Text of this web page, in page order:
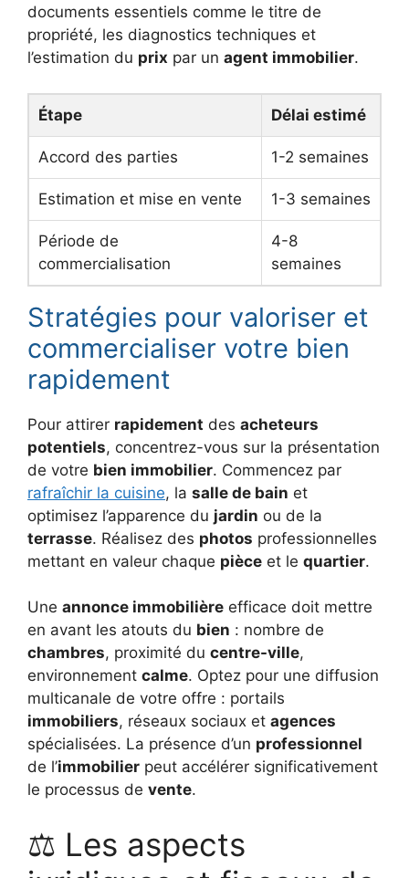
documents essentiels comme le titre de
propriété, les diagnostics techniques et
l’estimation du prix par un agent immobilier.
Étape Délai estimé
Accord des parties 1-2 semaines
Estimation et mise en vente 1-3 semaines
Période de
commercialisation
4-8
semaines
Stratégies pour valoriser et
commercialiser votre bien
rapidement
Pour attirer rapidement des acheteurs
potentiels, concentrez-vous sur la présentation
de votre bien immobilier. Commencez par
rafraîchir la cuisine, la salle de bain et
optimisez l’apparence du jardin ou de la
terrasse. Réalisez des photos professionnelles
mettant en valeur chaque pièce et le quartier.
Une annonce immobilière efficace doit mettre
en avant les atouts du bien : nombre de
chambres, proximité du centre-ville,
environnement calme. Optez pour une diffusion
multicanale de votre offre : portails
immobiliers, réseaux sociaux et agences
spécialisées. La présence d’un professionnel
de l’immobilier peut accélérer significativement
le processus de vente.
⚖️ Les aspects